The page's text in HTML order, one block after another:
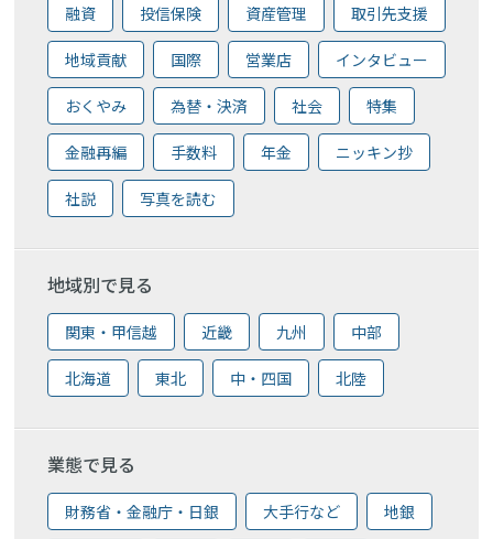
融資 投信保険 資産管理 取引先支援
地域貢献 国際 営業店 インタビュー
おくやみ 為替・決済 社会 特集
金融再編 手数料 年金 ニッキン抄
社説 写真を読む
地域別で見る
関東・甲信越 近畿 九州 中部
北海道 東北 中・四国 北陸
業態で見る
財務省・金融庁・日銀 大手行など 地銀